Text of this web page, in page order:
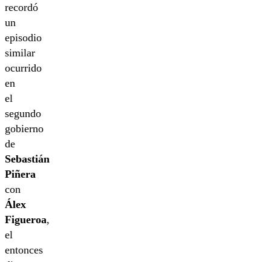
recordó
un
episodio
similar
ocurrido
en
el
segundo
gobierno
de
Sebastián
Piñera
con
Álex
Figueroa,
el
entonces